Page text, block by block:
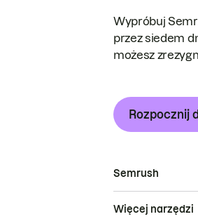
Wypróbuj
przez siedem
możesz
Rozpocznij
Semrush
Więcej narzędzi